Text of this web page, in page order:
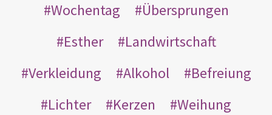
Wochentag
Übersprungen
Esther
Landwirtschaft
Verkleidung
Alkohol
Befreiung
Lichter
Kerzen
Weihung